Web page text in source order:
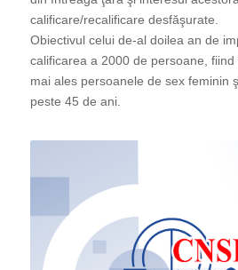
calificare/recalificare desfăşurate.
Obiectivul celui de-al doilea an de
calificarea a 2000 de persoane,
mai ales persoanele de sex feminin
peste 45 de ani.